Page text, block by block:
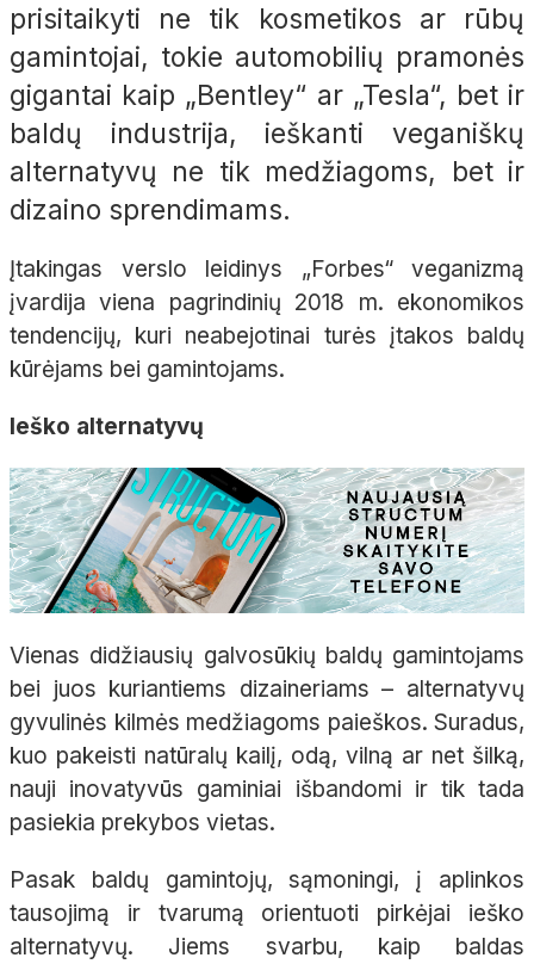
prisitaikyti ne tik kosmetikos ar rūbų
gamintojai, tokie automobilių pramonės
gigantai kaip „Bentley“ ar „Tesla“, bet ir
baldų industrija, ieškanti veganiškų
alternatyvų ne tik medžiagoms, bet ir
dizaino sprendimams.
Įtakingas verslo leidinys „Forbes“ veganizmą
įvardija viena pagrindinių 2018 m. ekonomikos
tendencijų, kuri neabejotinai turės įtakos baldų
kūrėjams bei gamintojams.
Ieško alternatyvų
Vienas didžiausių galvosūkių baldų gamintojams
bei juos kuriantiems dizaineriams – alternatyvų
gyvulinės kilmės medžiagoms paieškos. Suradus,
kuo pakeisti natūralų kailį, odą, vilną ar net šilką,
nauji inovatyvūs gaminiai išbandomi ir tik tada
pasiekia prekybos vietas.
Pasak baldų gamintojų, sąmoningi, į aplinkos
tausojimą ir tvarumą orientuoti pirkėjai ieško
alternatyvų. Jiems svarbu, kaip baldas